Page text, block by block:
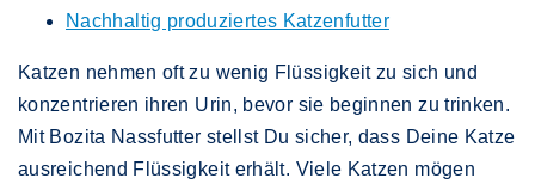
Nachhaltig produziertes Katzenfutter
Katzen nehmen oft zu wenig Flüssigkeit zu sich und
konzentrieren ihren Urin, bevor sie beginnen zu trinken.
Mit Bozita Nassfutter stellst Du sicher, dass Deine Katze
ausreichend Flüssigkeit erhält. Viele Katzen mögen